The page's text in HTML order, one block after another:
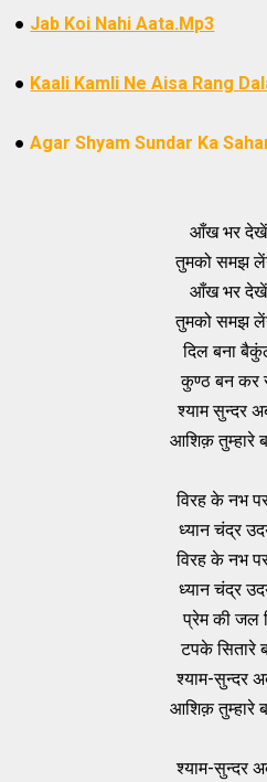
● Jab Koi Nahi Aata.Mp3
● Kaali Kamli Ne Aisa Rang
●Agar Shyam Sundar Ka
आँख भर
तुमको समझ
आँख भर
तुमको समझ
दिल बना
कुण्ठ बन कर
श्याम सुन्दर
आशिक़ तुम्हारे
विरह के नभ पर
ध्यान चंद्र
विरह के नभ पर
ध्यान चंद्र
प्रेम की जल
टपके सितारे
श्याम-सुन्दर
आशिक़ तुम्हारे
श्याम-सुन्दर